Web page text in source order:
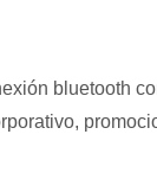
bluetooth